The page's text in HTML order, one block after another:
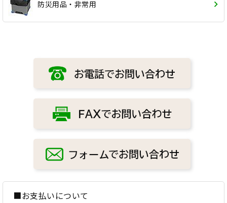
防災用品・非常用
■お支払いについて